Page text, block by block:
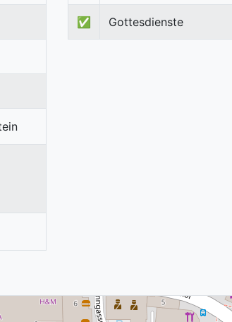
✅ Gottesdienste